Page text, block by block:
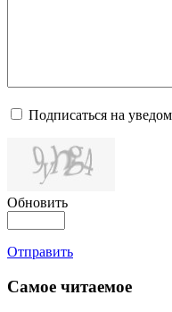
Подписаться на
Обновить
Отправить
Самое читаемое